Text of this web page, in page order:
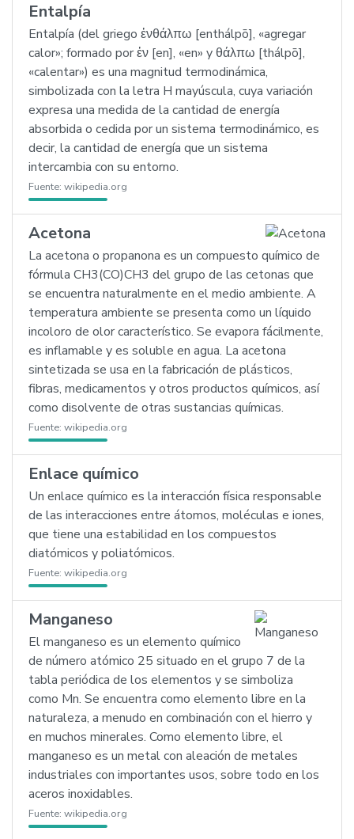
Entalpía
Entalpía (del griego ἐνθάλπω [enthálpō], «agregar
calor»; formado por ἐν [en], «en» y θάλπω [thálpō],
«calentar») es una magnitud termodinámica,
simbolizada con la letra H mayúscula, cuya variación
expresa una medida de la cantidad de energía
absorbida o cedida por un sistema termodinámico, es
decir, la cantidad de energía que un sistema
intercambia con su entorno.
Fuente: wikipedia.org
Acetona
La acetona o propanona es un compuesto químico de
fórmula CH3(CO)CH3 del grupo de las cetonas que
se encuentra naturalmente en el medio ambiente. A
temperatura ambiente se presenta como un líquido
incoloro de olor característico. Se evapora fácilmente,
es inflamable y es soluble en agua. La acetona
sintetizada se usa en la fabricación de plásticos,
fibras, medicamentos y otros productos químicos, así
como disolvente de otras sustancias químicas.
Fuente: wikipedia.org
Enlace químico
Un enlace químico es la interacción física responsable
de las interacciones entre átomos, moléculas e iones,
que tiene una estabilidad en los compuestos
diatómicos y poliatómicos.
Fuente: wikipedia.org
Manganeso
El manganeso es un elemento químico
de número atómico 25 situado en el grupo 7 de la
tabla periódica de los elementos y se simboliza
como Mn. Se encuentra como elemento libre en la
naturaleza, a menudo en combinación con el hierro y
en muchos minerales. Como elemento libre, el
manganeso es un metal con aleación de metales
industriales con importantes usos, sobre todo en los
aceros inoxidables.
Fuente: wikipedia.org